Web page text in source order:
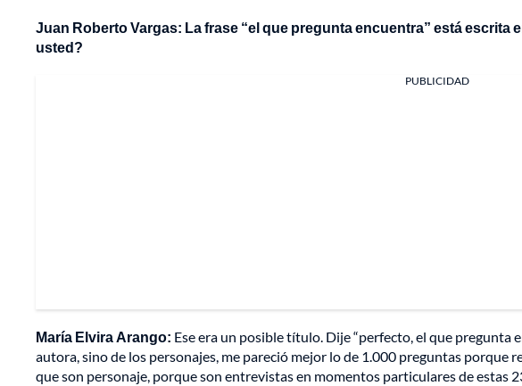
Juan Roberto Vargas: La frase “el que pregunta encuentra” está escrita
usted?
PUBLICIDAD
María Elvira Arango: Ese era un posible título. Dije “perfecto, el que pregunta
autora, sino de los personajes, me pareció mejor lo de 1.000 preguntas porque
que son personaje, porque son entrevistas en momentos particulares de estas